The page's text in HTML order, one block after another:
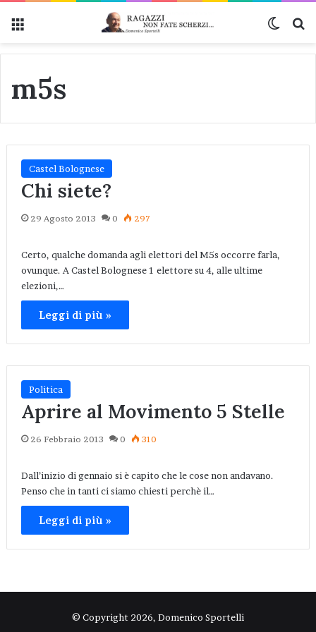
m5s
Castel Bolognese
Chi siete?
29 Agosto 2013 0 297
Certo, qualche domanda agli elettori del M5s occorre farla,
ovunque. A Castel Bolognese 1 elettore su 4, alle ultime
elezioni,…
Leggi di più »
Politica
Aprire al Movimento 5 Stelle
26 Febbraio 2013 0 310
Dall’inizio di gennaio si è capito che le cose non andavano.
Penso che in tanti ci siamo chiesti perchè il…
Leggi di più »
© Copyright 2026, Domenico Sportelli